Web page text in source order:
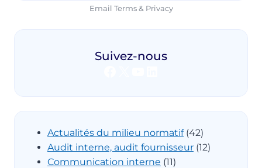
Email Terms& Privacy
Suivez-nous
Actualités du milieu normatif(42)
Audit interne, audit fournisseur (12)
Communication interne (11)